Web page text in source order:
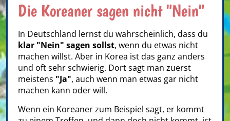
Die Koreaner sagen nicht "Nein"
In Deutschland lernst du wahrscheinlich, dass du
klar "Nein" sagen sollst, wenn du etwas nicht
machen willst. Aber in Korea ist das ganz anders
und oft sehr schwierig. Dort sagt man zuerst
meistens "Ja", auch wenn man etwas gar nicht
machen kann oder will.
Wenn ein Koreaner zum Beispiel sagt, er kommt